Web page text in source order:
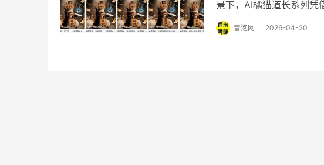
景下，AI橘猫道长系列凭
典的英叔僵尸玄幻IP与治
冒泡网 2026-04-20